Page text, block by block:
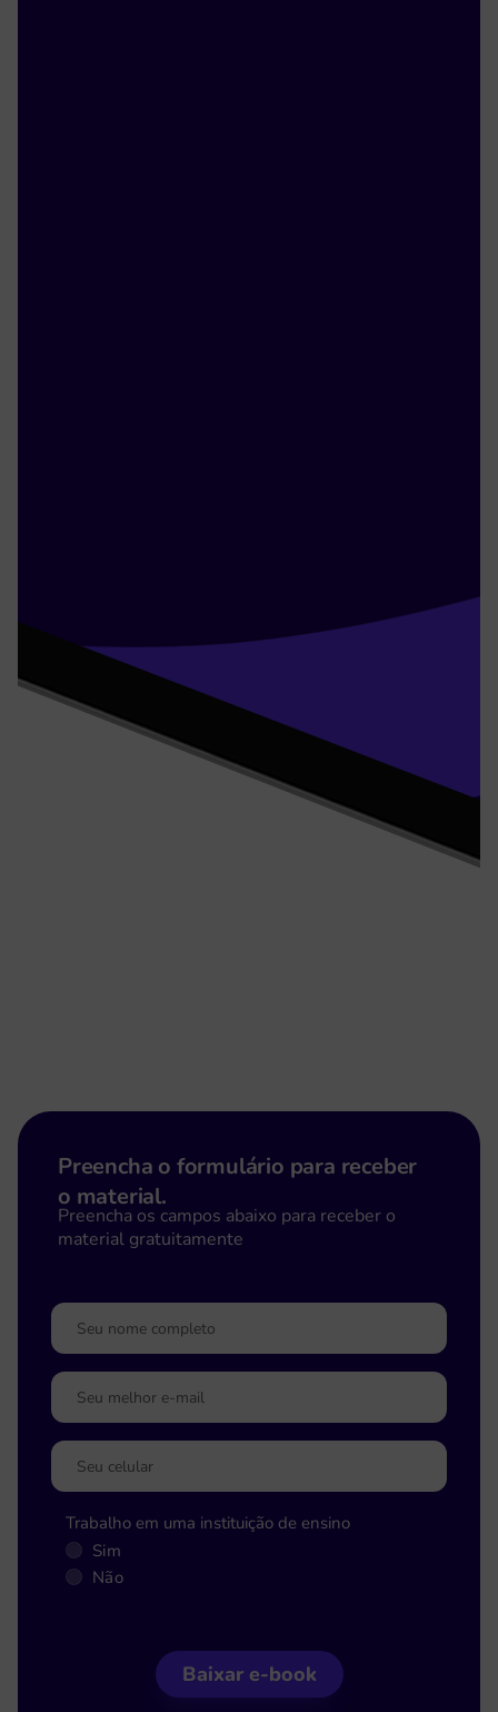
Preencha o formulário para receber
o material.
Preencha os campos abaixo para receber o
material gratuitamente
Trabalho em uma instituição de ensino
Sim
Não
Baixar e-book